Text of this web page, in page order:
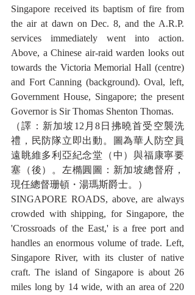
Singapore received its baptism of fire from
the air at dawn on Dec. 8, and the A.R.P.
services immediately went into action.
Above, a Chinese air-raid warden looks out
towards the Victoria Memorial Hall (centre)
and Fort Canning (background). Oval, left,
Government House, Singapore; the present
Governor is Sir Thomas Shenton Thomas.
（譯：新加坡12月8日拂曉首受空襲洗
禮，民防隊立即出動。圖為華人防空員
遠眺維多利亞紀念堂（中）與福康寧要
塞（後）。左橢圓圖：新加坡總督府，
現任總督珊頓・湯瑪斯爵士。）
SINGAPORE ROADS, above, are always
crowded with shipping, for Singapore, the
'Crossroads of the East,' is a free port and
handles an enormous volume of trade. Left,
Singapore River, with its cluster of native
craft. The island of Singapore is about 26
miles long by 14 wide, with an area of 220